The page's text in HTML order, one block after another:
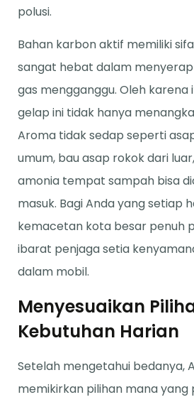
polusi.
Bahan karbon aktif memiliki
sangat hebat dalam
gas mengganggu. Oleh karena
gelap ini tidak hanya
Aroma tidak sedap seperti
umum, bau asap rokok dari
amonia tempat sampah bisa
masuk. Bagi Anda yang setiap
kemacetan kota besar penuh
ibarat penjaga setia
dalam mobil.
Menyesuaikan
Kebutuhan Harian
Setelah mengetahui bedanya,
memikirkan pilihan mana yang